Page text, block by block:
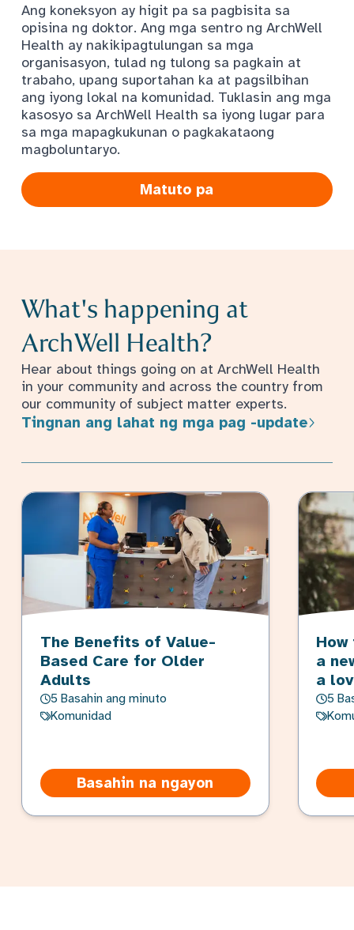
Ang koneksyon ay higit pa sa pagbisita sa
opisina ng doktor. Ang mga sentro ng ArchWell
Health ay nakikipagtulungan sa mga
organisasyon, tulad ng tulong sa pagkain at
trabaho, upang suportahan ka at pagsilbihan
ang iyong lokal na komunidad. Tuklasin ang mga
kasosyo sa ArchWell Health sa iyong lugar para
sa mga mapagkukunan o pagkakataong
magboluntaryo.
Matuto pa
What's happening at
ArchWell Health?
Hear about things going on at ArchWell Health
in your community and across the country from
our community of subject matter experts.
Tingnan ang lahat ng mga pag -update
The Benefits of Value-
Based Care for Older
Adults
5 Basahin ang minuto
Komunidad
Basahin na ngayon
a
a
5